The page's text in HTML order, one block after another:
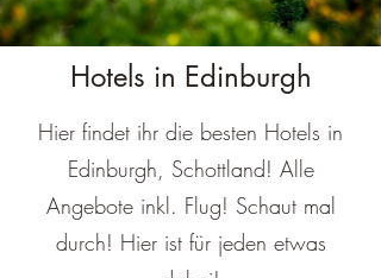
Hotels in Edinburgh
Hier findet ihr die besten Hotels in
Edinburgh, Schottland! Alle
Angebote inkl. Flug! Schaut mal
durch! Hier ist für jeden etwas